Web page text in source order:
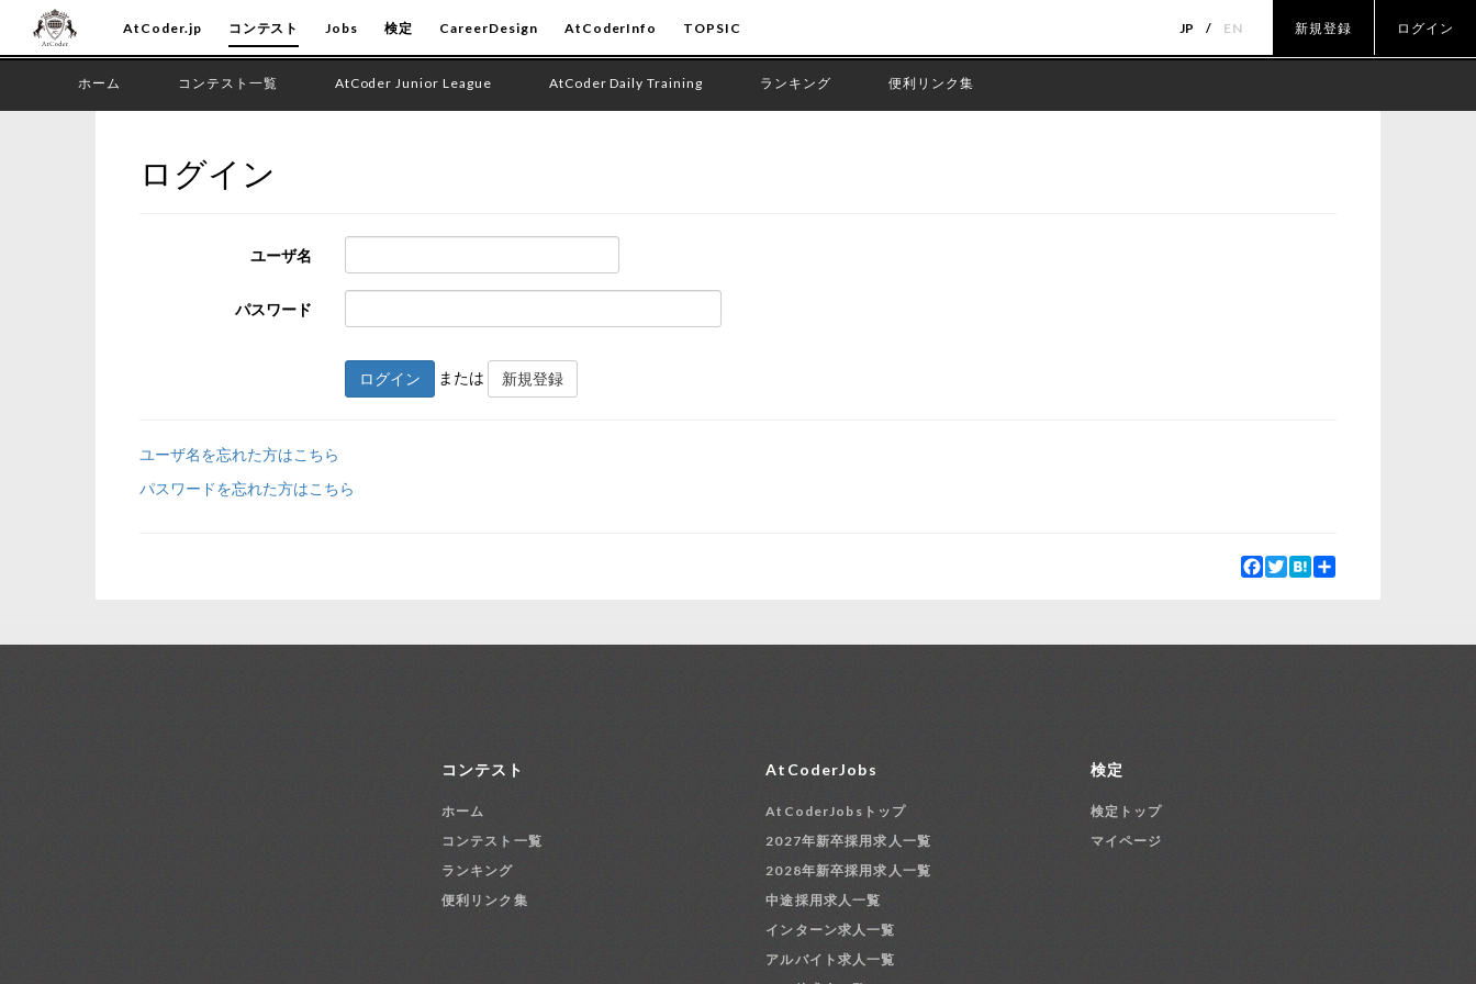
AtCoder.jp コンテスト Jobs 検定 CareerDesign AtCoderInfo TOPSIC JP EN 新規登録 ログイン
ホーム コンテスト一覧 AtCoder Junior League AtCoder Daily Training ランキング 便利リンク集
ログイン
ユーザ名
パスワード
ログイン または 新規登録
ユーザ名を忘れた方はこちら
パスワードを忘れた方はこちら
Facebook
Twitter
Hatena
コンテスト
ホーム
コンテスト一覧
ランキング
便利リンク集
AtCoderJobs
AtCoderJobsトップ
2027年新卒採用求人一覧
2028年新卒採用求人一覧
中途採用求人一覧
インターン求人一覧
アルバイト求人一覧
検定
検定トップ
マイページ